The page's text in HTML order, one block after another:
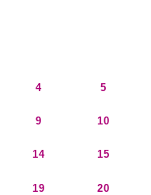
4 5
9 10
14 15
19 20